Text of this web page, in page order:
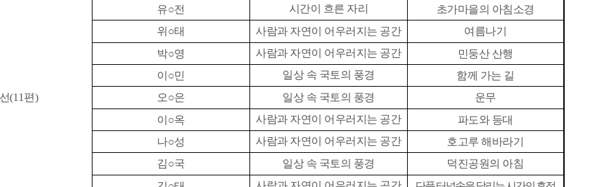
(11 편)
유○전 시간이 흐른 자리
초가마을의 아침소경
위 ○태 사람과 자연이 어우러지는 공간
여름나기
박○영 사람과 자연이 어우러지는 공간
민둥산 산행
이 ○민 일상 속 국토의 풍경
함께 가는 길
오○은 일상 속 국토의 풍경
운무
이 ○옥 사람과 자연이 어우러지는 공간
파도와 등대
나○성 사람과 자연이 어우러지는 공간
호고루 해바라기
김○국 일상 속 국토의 풍경
덕진공원의 아침